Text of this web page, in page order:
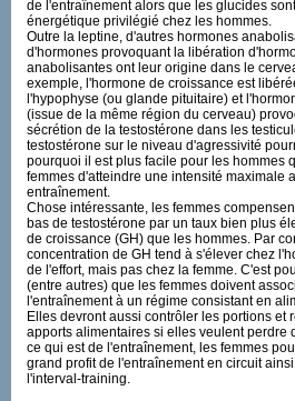
de l'entraînement alors que les glucides
énergétique privilégié chez les hommes.
Outre la leptine, d'autres hormones
d'hormones provoquant la libération
anabolisantes ont leur origine dans le
exemple, l'hormone de croissance est
l'hypophyse (ou glande pituitaire) et
(issue de la même région du cerveau)
sécrétion de la testostérone dans les
testostérone sur le niveau d'agressivité
pourquoi il est plus facile pour les hommes
femmes d'atteindre une intensité maximale
entraînement.
Chose intéressante, les femmes
bas de testostérone par un taux bien plus
de croissance (GH) que les hommes. Par
concentration de GH tend à s'élever chez
de l'effort, mais pas chez la femme. C'est
(entre autres) que les femmes doivent
l'entraînement à un régime consistant en
Elles devront aussi contrôler les portions et
apports alimentaires si elles veulent perdre
ce qui est de l'entraînement, les femmes
grand profit de l'entraînement en circuit
l'interval-training.